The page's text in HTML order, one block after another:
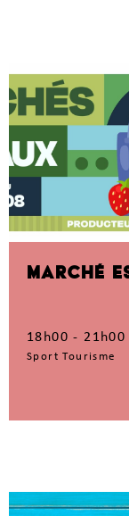
MARCHÉ
18h00 - 21h00
Sport Tourisme